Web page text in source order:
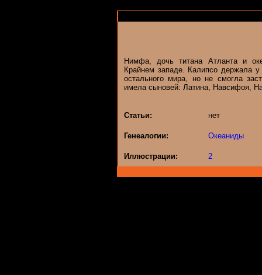
Нимфа, дочь титана Атланта и
Крайнем западе. Калипсо держала
остального мира, но не смогла
имела сыновей: Латина, Навсифоя,
Статьи: нет
Генеалогии: Океаниды
Иллюстрации: 2